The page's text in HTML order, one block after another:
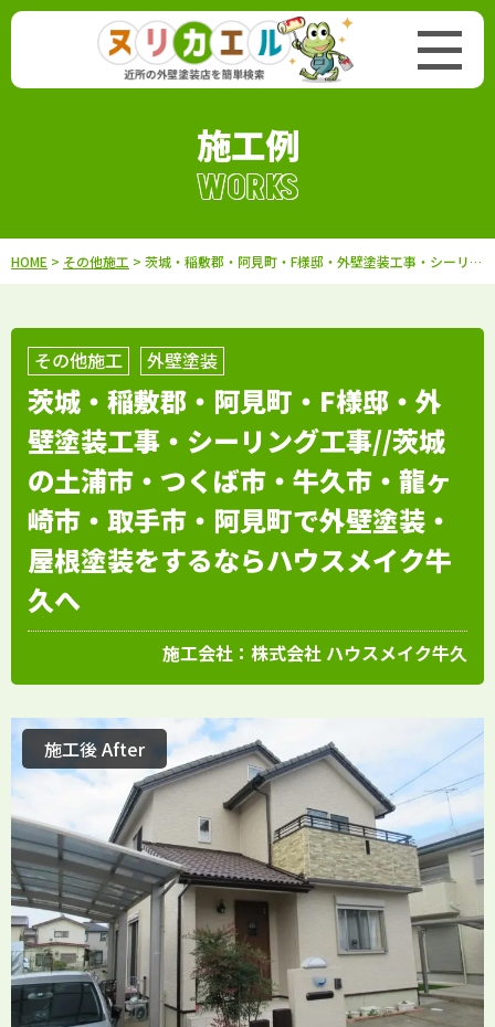
施工例
WORKS
HOME > その他施工 > 茨城・稲敷郡・阿見町・F様邸・外壁塗装工事・シーリング工事//茨城の土浦市・つくば市・牛久市・龍ヶ崎市・取手市・阿見町で外壁塗装・屋根塗装をするならハウスメイク牛久へ
その他施工 外壁塗装
茨城・稲敷郡・阿見町・F様邸・外
壁塗装工事・シーリング工事//茨城
の土浦市・つくば市・牛久市・龍ヶ
崎市・取手市・阿見町で外壁塗装・
屋根塗装をするならハウスメイク牛
久へ
施工会社： 株式会社 ハウスメイク牛久
施工後 After